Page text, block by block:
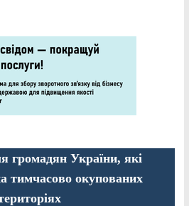
громадян України, які
тимчасово окупованих